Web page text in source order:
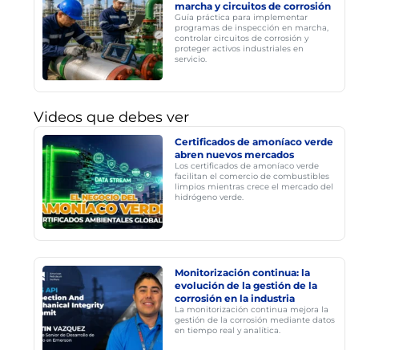
marcha y circuitos de corrosión
Guía práctica para implementar
programas de inspección en marcha,
controlar circuitos de corrosión y
proteger activos industriales en
servicio.
Videos que debes ver
Certificados de amoníaco verde
abren nuevos mercados
Los certificados de amoníaco verde
facilitan el comercio de combustibles
limpios mientras crece el mercado del
hidrógeno verde.
Monitorización continua: la
evolución de la gestión de la
corrosión en la industria
La monitorización continua mejora la
gestión de la corrosión mediante datos
en tiempo real y analítica.